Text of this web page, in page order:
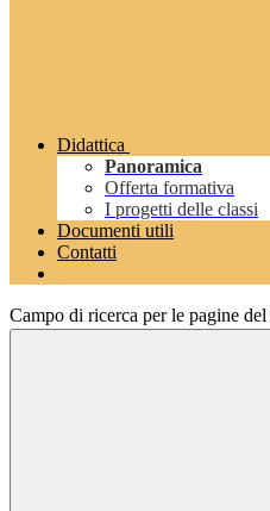
Didattica
Panoramica
Offerta formativa
I progetti delle classi
Documenti utili
Contatti
Campo di ricerca per le pagine